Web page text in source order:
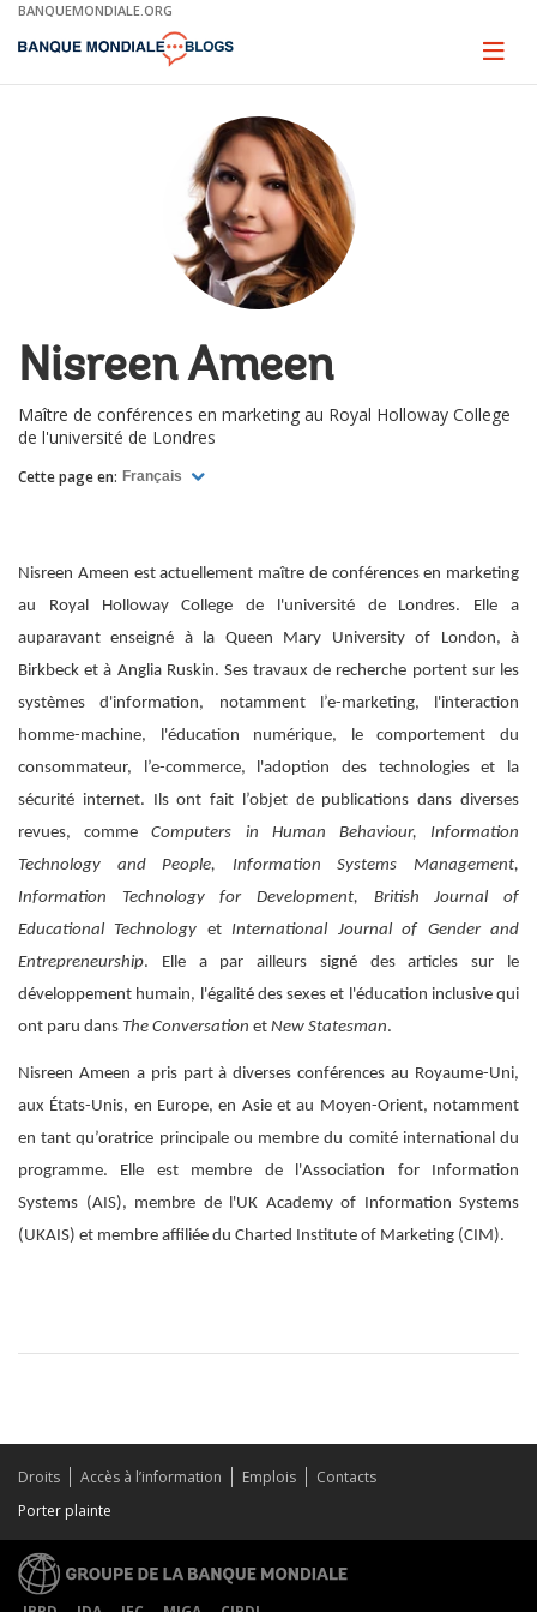
Skip
Main
BANQUEMONDIALE.ORG
Page
Nisreen Ameen
Maître de conférences en marketing au Royal Holloway College
de l'université de Londres
Cette page en: Français
Nisreen Ameen est actuellement maître de conférences en marketing
au Royal Holloway College de l'université de Londres. Elle a
auparavant enseigné à la Queen Mary University of London, à
Birkbeck et à Anglia Ruskin. Ses travaux de recherche portent sur les
systèmes d'information, notamment l’e-marketing, l'interaction
homme-machine, l'éducation numérique, le comportement du
consommateur, l’e-commerce, l'adoption des technologies et la
sécurité internet. Ils ont fait l’objet de publications dans diverses
revues, commeComputers in Human Behaviour, Information
Technology and People, Information Systems Management,
Information Technology for Development, British Journal of
Educational Technology et International Journal of Gender and
Entrepreneurship. Elle a par ailleurs signé des articles sur le
développement humain, l'égalité des sexes et l'éducation inclusive qui
ont paru dans The Conversation et New Statesman.
Nisreen Ameen a pris part à diverses conférences au Royaume-Uni,
aux États-Unis, en Europe, en Asie et au Moyen-Orient, notamment
en tant qu’oratrice principale ou membre du comité international du
programme.
Elle est membre de l'Association for Information
Systems (AIS), membre de l'UK Academy of Information Systems
(UKAIS) et membre affiliée du Charted Institute of Marketing (CIM).
Droits Accès à l’information Emplois
Contacts
Porter plainte